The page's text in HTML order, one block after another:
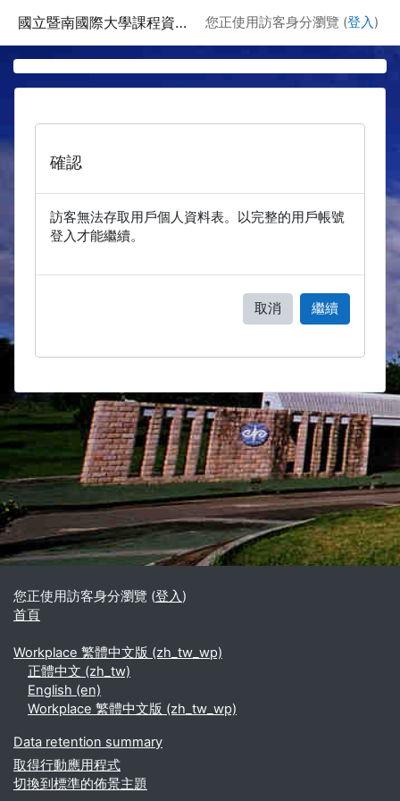
國立暨南國際大學課程資訊網 您正使用訪客身分瀏覽 (登入 )
確認
訪客無法存取用戶個人資料表。以完整的用戶帳號
登入才能繼續。
取消 繼續
區塊
補充內容區塊
您正使用訪客身分瀏覽 (登入)
首頁
Workplace 繁體中文版 ‎(zh_tw_wp)‎
正體中文 ‎(zh_tw)‎
English ‎(en)‎
Workplace 繁體中文版 ‎(zh_tw_wp)‎
Data retention summary
取得行動應用程式
切換到標準的佈景主題